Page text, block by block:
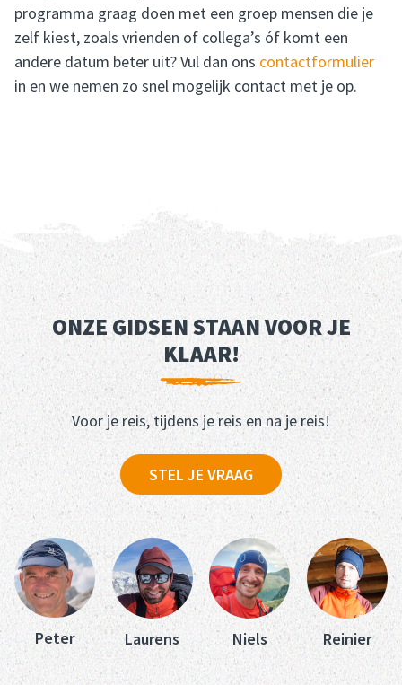
programma graag doen met een groep mensen die je
zelf kiest, zoals vrienden of collega’s óf komt een
andere datum beter uit? Vul dan ons contactformulier
in en we nemen zo snel mogelijk contact met je op.
ONZE GIDSEN STAAN VOOR JE
KLAAR!
Voor je reis, tijdens je reis en na je reis!
STEL JE VRAAG
Peter Laurens Niels Reinier